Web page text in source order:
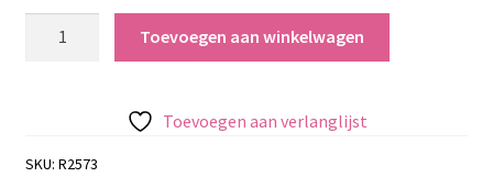
decoupage
Toevoegen aan winkelwagen
Toevoegen aan verlanglijst
SKU: R2573